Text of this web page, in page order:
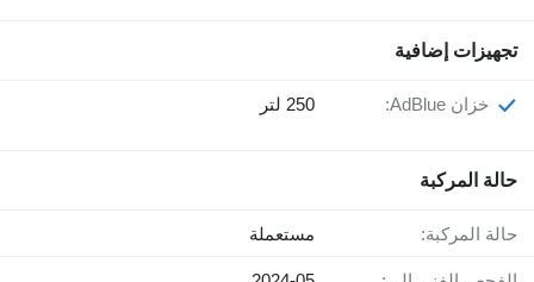
تجهيزات إضافية
خزان AdBlue: 250 لتر
حالة المركبة
حالة المركبة: مستعملة